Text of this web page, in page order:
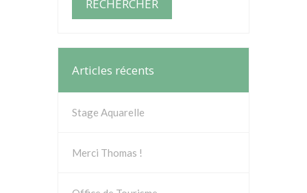
Articles récents
Stage Aquarelle
Merci Thomas !